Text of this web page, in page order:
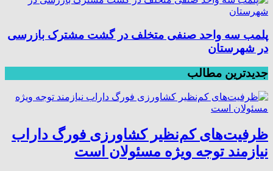
پلمب سه واحد صنفی متخلف در گشت مشترک بازرسی
در شهرستان
جدیدترین مطالب
ظرفیت‌های کم‌نظیر کشاورزی فورگ داراب
نیازمند توجه ویژه مسئولان است